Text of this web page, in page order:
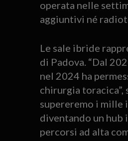
operata nelle
aggiuntivi né
Le sale ibride
di Padova. “Dal
nel 2024 ha
chirurgia
supereremo i mille
diventando un hub
percorsi ad alta